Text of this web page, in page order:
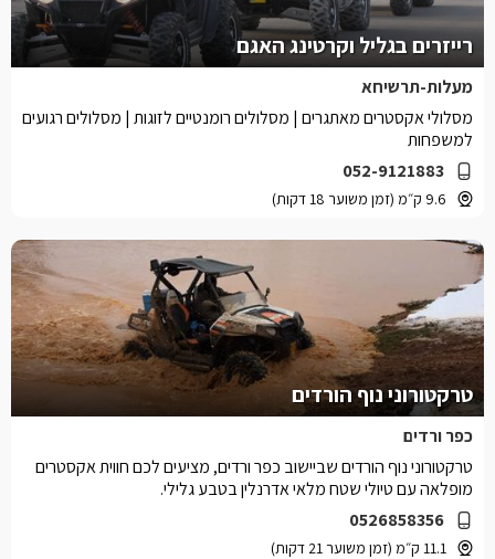
רייזרים בגליל וקרטינג האגם
מעלות-תרשיחא
052-9121883
9.6 ק״מ (זמן משוער 18 דקות)
מסלולי אקסטרים מאתגרים | מסלולים רומנטיים לזוגות | מסלולים רגועים
למשפחות
טרקטורוני נוף הורדים
כפר ורדים
0526858356
11.1 ק״מ (זמן משוער 21 דקות)
טרקטורוני נוף הורדים שביישוב כפר ורדים, מציעים לכם חווית אקסטרים
מופלאה עם טיולי שטח מלאי אדרנלין בטבע גלילי.